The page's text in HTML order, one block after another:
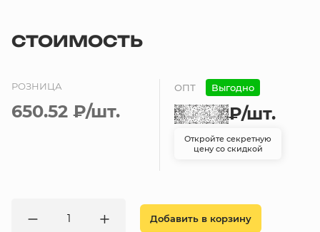
СТОИМОСТЬ
РОЗНИЦА
650.52 ₽/шт.
ОПТ Выгодно
₽/шт.
Откройте секретную
цену со скидкой
Добавить в корзину